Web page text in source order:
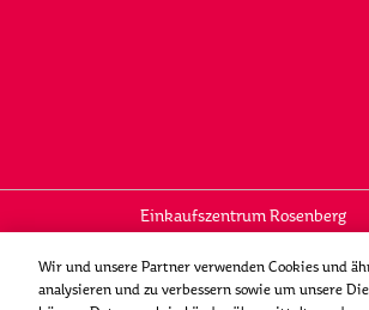
Einkaufszentrum Rosenberg
Wir und unsere Partner verwenden Cookies und
analysieren und zu verbessern sowie um unsere